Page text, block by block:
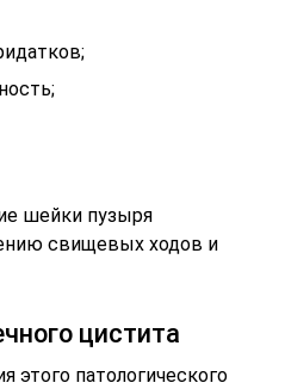
шейки пузыря
свищевых ходов и
цистита
этого патологического